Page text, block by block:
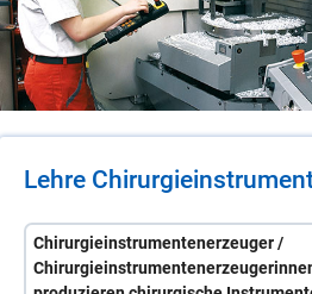
Lehre
Chirurgieinstrumentenerzeuger /